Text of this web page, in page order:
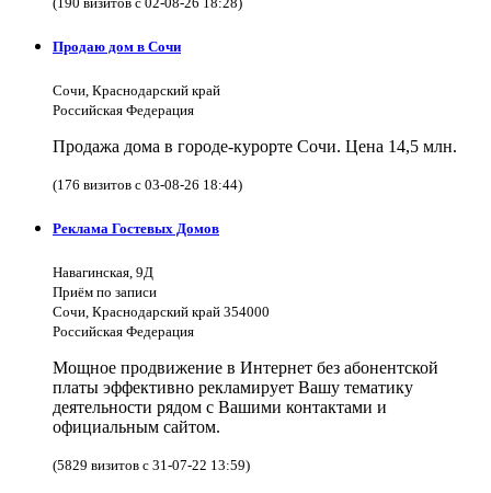
Продаю дом в Сочи
Сочи, Краснодарский край
Российская Федерация
Продажа дома в городе-курорте Сочи. Цена 14,5 млн.
(176 визитов с 03-08-26 18:44)
Реклама Гостевых Домов
Навагинская, 9Д
Приём по записи
Сочи, Краснодарский край 354000
Российская Федерация
Мощное продвижение в Интернет без абонентской
платы эффективно рекламирует Вашу тематику
деятельности рядом с Вашими контактами и
официальным сайтом.
(5829 визитов с 31-07-22 13:59)